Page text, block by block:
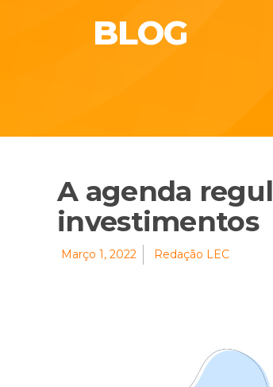
BLOG
A agenda
investimentos
Março 1, 2022 Redação LEC